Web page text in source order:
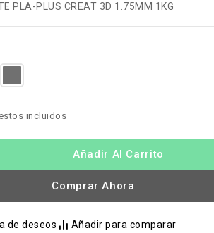
PLA-PLUS CREAT 3D 1.75MM 1KG
incluidos
Añadir Al Carrito
Comprar Ahora
de deseos Añadir para comparar